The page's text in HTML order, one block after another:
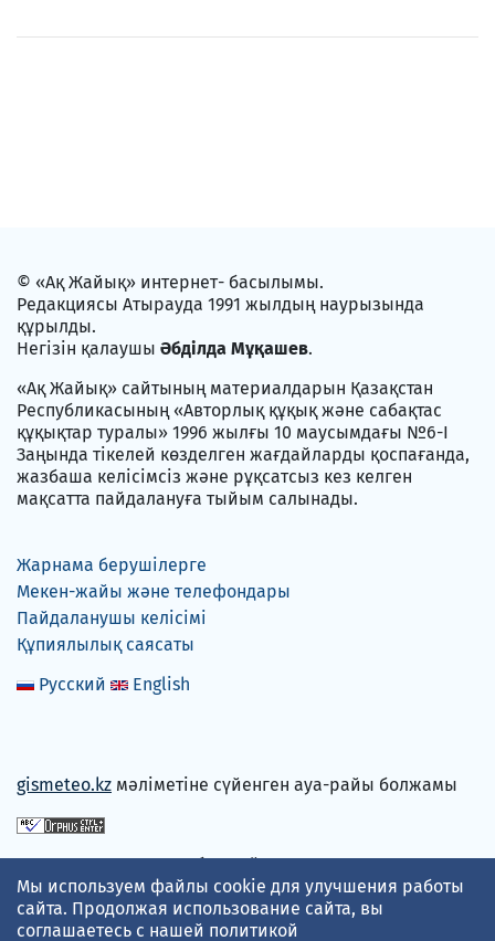
© «Ақ Жайық» интернет- басылымы.
Редакциясы Атырауда 1991 жылдың наурызында
құрылды.
Негізін қалаушы Әбділда Мұқашев.
«Ақ Жайық» сайтының материалдарын Қазақстан
Республикасының «Авторлық құқық және сабақтас
құқықтар туралы» 1996 жылғы 10 маусымдағы №6-I
Заңында тікелей көзделген жағдайларды қоспағанда,
жазбаша келісімсіз және рұқсатсыз кез келген
мақсатта пайдалануға тыйым салынады.
Жарнама берушілерге
Мекен-жайы және телефондары
Пайдаланушы келісімі
Құпиялылық саясаты
Русский
English
gismeteo.kz мәліметіне сүйенген ауа-райы болжамы
Төлем карталарын қабылдаймыз
Мы используем файлы cookie для улучшения работы
сайта. Продолжая использование сайта, вы
соглашаетесь с нашей политикой